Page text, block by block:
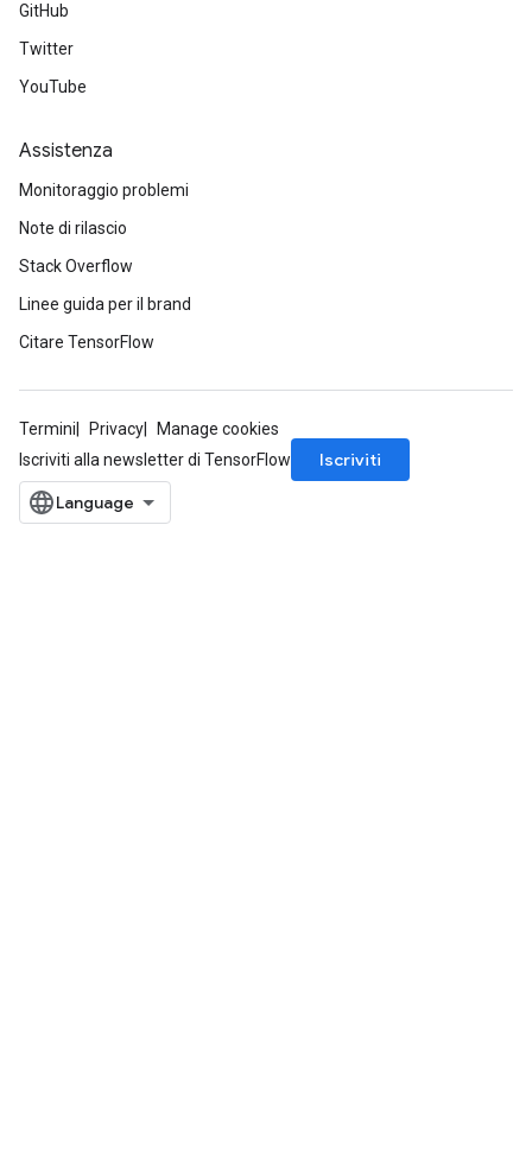
GitHub
Twitter
YouTube
Assistenza
Monitoraggio problemi
Note di rilascio
Stack Overflow
Linee guida per il brand
Citare TensorFlow
Termini Privacy
Manage cookies
Iscriviti alla newsletter di TensorFlow
Iscriviti